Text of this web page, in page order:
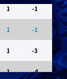
1 -1
1 -1
1 -3
1 -4